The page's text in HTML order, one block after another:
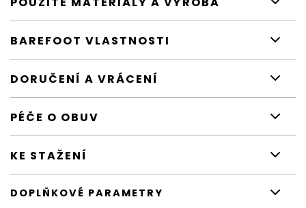
BAREFOOT VLASTNOSTI
DORUČENÍ A VRÁCENÍ
PÉČE O OBUV
KE STAŽENÍ
DOPLŇKOVÉ PARAMETRY